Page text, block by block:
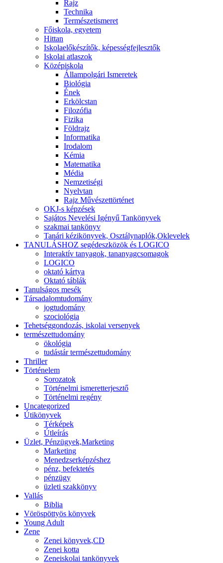
Rajz
Technika
Természetismeret
Főiskola, egyetem
Hittan
Iskolaelőkészítők, képességfejlesztők
Iskolai atlaszok
Középiskola
Állampolgári Ismeretek
Biológia
Ének
Erkölcstan
Filozófia
Fizika
Földrajz
Informatika
Irodalom
Kémia
Matematika
Média
Nemzetiségi
Nyelvtan
Rajz Művészettörténet
OKJ-s képzések
Sajátos Nevelési Igényű Tankönyvek
szakmai tankönyv
Tanári kézikönyvek, Osztálynaplók,Oklevelek
TANULÁSHOZ segédeszközök és LOGICO
Interaktív tanyagok, tananyagcsomagok
LOGICO
oktató kártya
Oktató táblák
Tanulságos mesék
Társadalomtudomány
jogtudomány
szociológia
Tehetséggondozás, iskolai versenyek
természettudomány
ökológia
tudástár természettudomány
Thriller
Történelem
Sorozatok
Történelmi ismeretterjesztő
Történelmi regény
Uncategorized
Útikönyvek
Térképek
Útleírás
Üzlet, Pénzügyek,Marketing
Marketing
Menedzserképzéshez
pénz, befektetés
pénzügy
üzleti szakkönyv
Vallás
Biblia
Vöröspöttyös könyvek
Young Adult
Zene
Zenei könyvek,CD
Zenei kotta
Zeneiskolai tankönyvek